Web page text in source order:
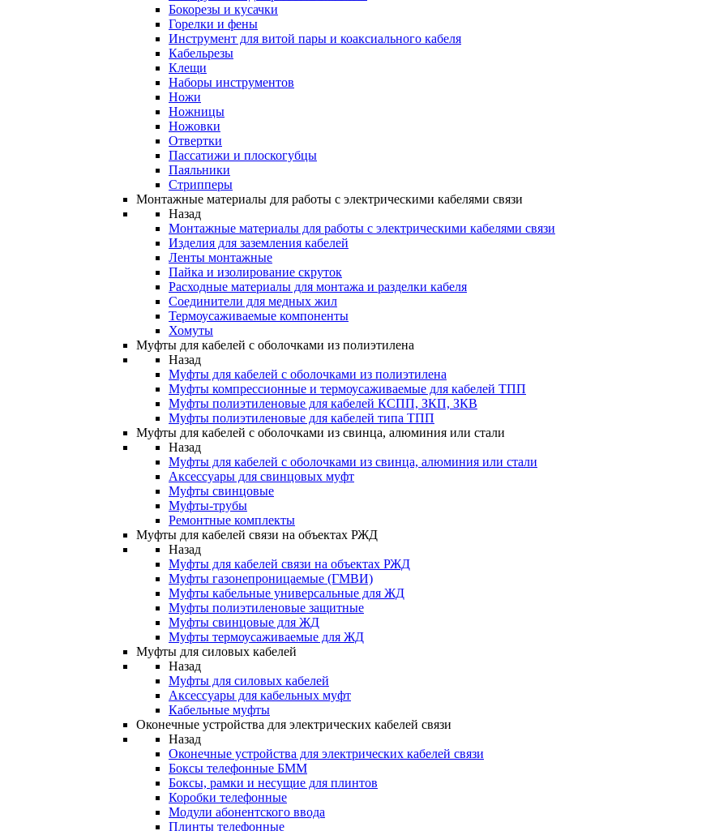
Бокорезы и кусачки
Горелки и фены
Инструмент для витой пары и коаксиального кабеля
Кабельрезы
Клещи
Наборы инструментов
Ножи
Ножницы
Ножовки
Отвертки
Пассатижи и плоскогубцы
Паяльники
Стрипперы
Монтажные материалы для работы с электрическими кабелями связи
Назад
Монтажные материалы для работы с электрическими кабелями связи
Изделия для заземления кабелей
Ленты монтажные
Пайка и изолирование скруток
Расходные материалы для монтажа и разделки кабеля
Соединители для медных жил
Термоусаживаемые компоненты
Хомуты
Муфты для кабелей с оболочками из полиэтилена
Назад
Муфты для кабелей с оболочками из полиэтилена
Муфты компрессионные и термоусаживаемые для кабелей ТПП
Муфты полиэтиленовые для кабелей КСПП, ЗКП, ЗКВ
Муфты полиэтиленовые для кабелей типа ТПП
Муфты для кабелей с оболочками из свинца, алюминия или стали
Назад
Муфты для кабелей с оболочками из свинца, алюминия или стали
Аксессуары для свинцовых муфт
Муфты свинцовые
Муфты-трубы
Ремонтные комплекты
Муфты для кабелей связи на объектах РЖД
Назад
Муфты для кабелей связи на объектах РЖД
Муфты газонепроницаемые (ГМВИ)
Муфты кабельные универсальные для ЖД
Муфты полиэтиленовые защитные
Муфты свинцовые для ЖД
Муфты термоусаживаемые для ЖД
Муфты для силовых кабелей
Назад
Муфты для силовых кабелей
Аксессуары для кабельных муфт
Кабельные муфты
Оконечные устройства для электрических кабелей связи
Назад
Оконечные устройства для электрических кабелей связи
Боксы телефонные БММ
Боксы, рамки и несущие для плинтов
Коробки телефонные
Модули абонентского ввода
Плинты телефонные